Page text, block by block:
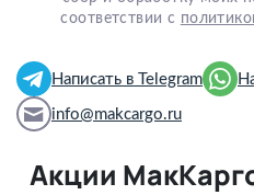
соответствии с
Написать в Telegram
info@makcargo.ru
Акции